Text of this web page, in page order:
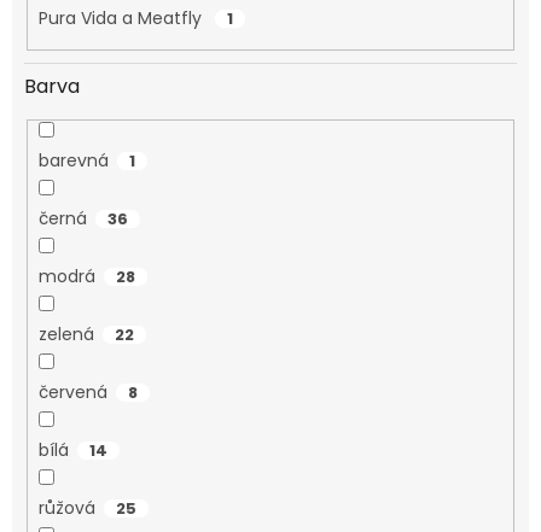
Pura Vida a Meatfly 1
Barva
barevná 1
černá 36
modrá 28
zelená 22
červená 8
bílá 14
růžová 25